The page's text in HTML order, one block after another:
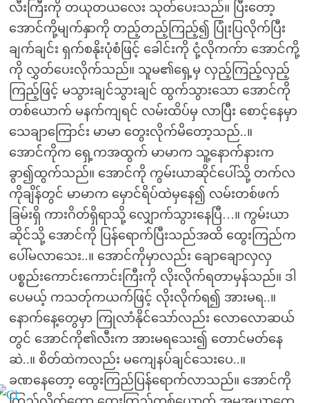
လီးကြီးကို တယုတယလေး သုတ်ပေးသည်။ ပြီးတော့
အောင်ကို့မျက်နှာကို တည့်တည့်ကြည့်၍ ပြုံးပြလိုက်ပြီး
ချက်ချင်း ရှက်စနိုးပုံစံဖြင့် ခေါင်းကို ငုံ့လိုကက်ာ အောင်ကို့
ကို လွှတ်ပေးလိုက်သည်။ သူမ၏ရှေ့မှ လှည့်ကြည့်လှည့်
ကြည့်ဖြင့် မသွားချင်သွားချင် ထွက်သွားသော အောင်ကို
တစ်ယောက် မနက်ကျရင် လမ်းထိပ်မှ လာပြီး စောင့်နေမှာ
သေချာကြောင်း မာမာ တွေးလိုက်မိတော့သည်..။
အောင်ကိုက ရှေ့ကအထွက် မာမာက သူ့နောက်နားက
ခွာ၍ထွက်သည်။ အောင်ကို ကွမ်းယာဆိုင်ပေါ်သို့ တက်လ
ကိုချိန်တွင် မာမာက မှောင်ရိပ်ထဲမှနေ၍ လမ်းတစ်ဖက်
ခြမ်းရှိ ကားဂိတ်ရှိရာသို့ လျှောက်သွားနေပြီ…။ ကွမ်းယာ
ဆိုင်သို့ အောင်ကို ပြန်ရောက်ပြီးသည်အထိ ထွေးကြည်က
ပေါ်မလာသေး..။ အောင်ကိုမှာလည်း ချောချောလှလှ
ပစ္စည်းကောင်းကောင်းကြီးကို လိုးလိုက်ရတာမှန်သည်။ ဒါ
ပေမယ့် ကသတ်ုကယက်ဖြင့် လိုးလိုက်ရ၍ အားမရ..။
နောက်နေ့တွေမှာ ကြုလာံနိုင်သော်လည်း လောလောဆယ်
တွင် အောင်ကို၏လီးက အားမရသေး၍ တောင်မတ်နေ
ဆဲ..။ စိတ်ထဲကလည်း မကျေနပ်ချင်သေးပေ..။
ခဏနေတော့ ထွေးကြည်ပြန်ရောက်လာသည်။ အောင်ကို